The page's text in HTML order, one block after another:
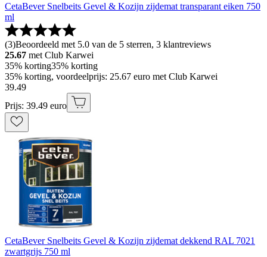
CetaBever Snelbeits Gevel & Kozijn zijdemat transparant eiken 750
ml
(3)Beoordeeld met 5.0 van de 5 sterren, 3 klantreviews
25.67 met Club Karwei
35% korting35% korting
35% korting, voordeelprijs: 25.67 euro met Club Karwei
39.49
Prijs: 39.49 euro
CetaBever Snelbeits Gevel & Kozijn zijdemat dekkend RAL 7021
zwartgrijs 750 ml